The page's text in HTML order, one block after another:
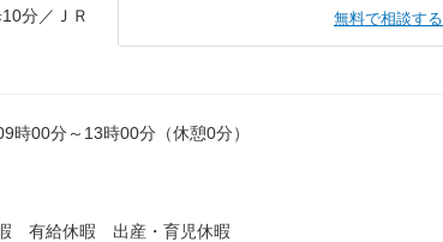
分／ＪＲ
無料で相談する
時00分～13時00分（休憩0分）
有給休暇 出産・育児休暇